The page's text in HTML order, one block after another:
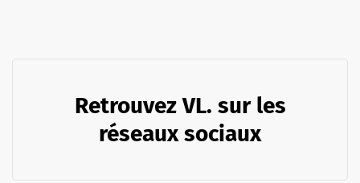
Retrouvez VL. sur les
réseaux sociaux